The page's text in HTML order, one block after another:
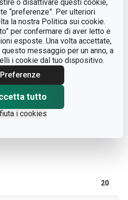
o disattivare questi cookie,
“preferenze”. Per ulteriori
la nostra Politica sui cookie.
per confermare di aver letto e
esposte. Una volta accettate,
messaggio per un anno, a
i cookie dal tuo dispositivo.
Preferenze
tutto
i cookies
cellulosa
tovaglioli
Marrone
8595028495485
(IN
20